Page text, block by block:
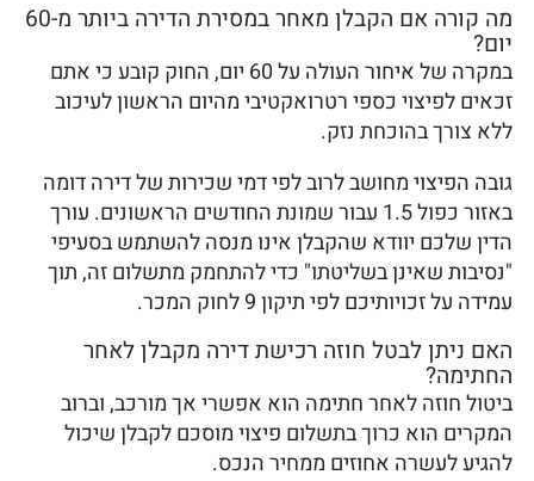
מה קורה אם הקבלן מאחר במסירת הדירה ביותר מ-60
יום?
במקרה של איחור העולה על 60 יום, החוק קובע כי אתם
זכאים לפיצוי כספי רטרואקטיבי מהיום הראשון לעיכוב
ללא צורך בהוכחת נזק.
גובה הפיצוי מחושב לרוב לפי דמי שכירות של דירה דומה
באזור כפול 1.5 עבור שמונת החודשים הראשונים. עורך
הדין שלכם יוודא שהקבלן אינו מנסה להשתמש בסעיפי
"נסיבות שאינן בשליטתו" כדי להתחמק מתשלום זה, תוך
עמידה על זכויותיכם לפי תיקון 9 לחוק המכר.
האם ניתן לבטל חוזה רכישת דירה מקבלן לאחר
החתימה?
ביטול חוזה לאחר חתימה הוא אפשרי אך מורכב, וברוב
המקרים הוא כרוך בתשלום פיצוי מוסכם לקבלן שיכול
להגיע לעשרה אחוזים ממחיר הנכס.